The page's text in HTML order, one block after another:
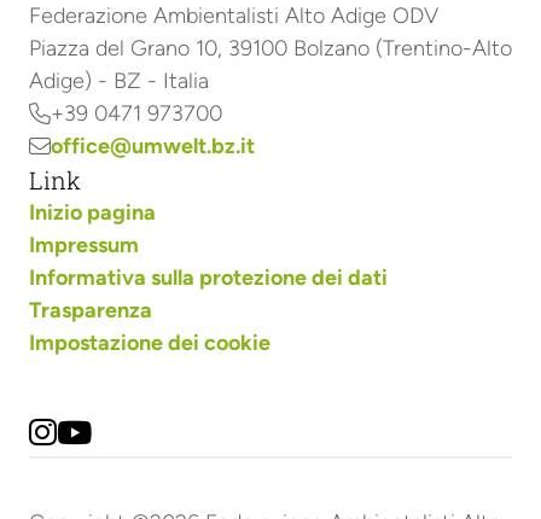
Federazione Ambientalisti Alto Adige ODV
Piazza del Grano 10, 39100 Bolzano (Trentino-Alto
Adige) - BZ - Italia
+39 0471 973700
office@umwelt.bz.it
Link
Inizio pagina
Impressum
Informativa sulla protezione dei dati
Trasparenza
Impostazione dei cookie
